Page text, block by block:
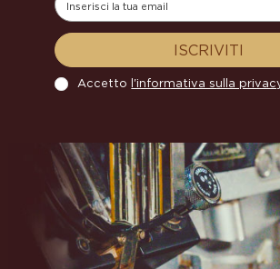
ISCRIVITI
Accetto l'informativa sulla